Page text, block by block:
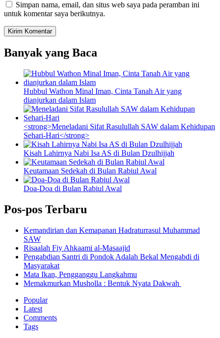
Simpan nama, email, dan situs web saya pada peramban ini
untuk komentar saya berikutnya.
Banyak yang Baca
Hubbul Wathon Minal Iman, Cinta Tanah Air yang
dianjurkan dalam Islam
<strong>Meneladani Sifat Rasulullah SAW dalam Kehidupan
Sehari-Hari</strong>
Kisah Lahirnya Nabi Isa AS di Bulan Dzulhijjah
Keutamaan Sedekah di Bulan Rabiul Awal
Doa-Doa di Bulan Rabiul Awal
Pos-pos Terbaru
Kemandirian dan Kemapanan Hadraturrasul Muhammad
SAW
Risaalah Fiy Ahkaami al-Masaajid
Pengabdian Santri di Pondok Adalah Bekal Mengabdi di
Masyarakat
Mata Ikan, Pengganggu Langkahmu
Memakmurkan Musholla : Bentuk Nyata Dakwah
Popular
Latest
Comments
Tags